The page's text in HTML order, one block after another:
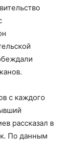
с каждого
рассказал в
По данным